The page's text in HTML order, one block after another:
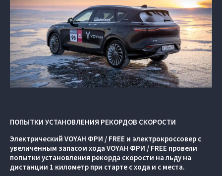
ПОПЫТКИ УСТАНОВЛЕНИЯ РЕКОРДОВ СКОРОСТИ
Электрический VOYAH ФРИ / FREE и электрокроссовер с
увеличенным запасом хода VOYAH ФРИ / FREE провели
попытки установления рекорда скорости на льду на
дистанции 1 километр при старте с хода и с места.